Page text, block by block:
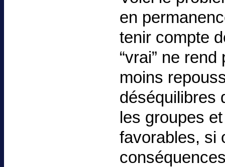
en
tenir compte
“vrai” ne
moins
déséquilibres
les groupes
favorables, si